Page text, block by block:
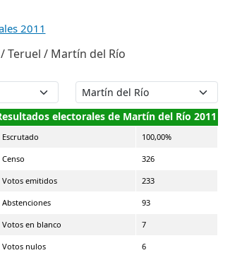
2011
Teruel / Martín del Río
electorales de Martín del Río 2011
Escrutado 100,00%
Censo 326
Votos emitidos 233
Abstenciones 93
Votos en blanco 7
Votos nulos 6